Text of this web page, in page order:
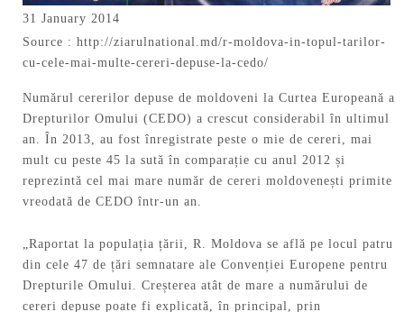
31 January 2014
Source : http://ziarulnational.md/r-moldova-in-topul-tarilor-
cu-cele-mai-multe-cereri-depuse-la-cedo/
Numărul cererilor depuse de moldoveni la Curtea Europeană a
Drepturilor Omului (CEDO) a crescut considerabil în ultimul
an. În 2013, au fost înregistrate peste o mie de cereri, mai
mult cu peste 45 la sută în comparație cu anul 2012 și
reprezintă cel mai mare număr de cereri moldovenești primite
vreodată de CEDO într-un an.
„Raportat la populația țării, R. Moldova se află pe locul patru
din cele 47 de țări semnatare ale Convenției Europene pentru
Drepturile Omului. Creșterea atât de mare a numărului de
cereri depuse poate fi explicată, în principal, prin